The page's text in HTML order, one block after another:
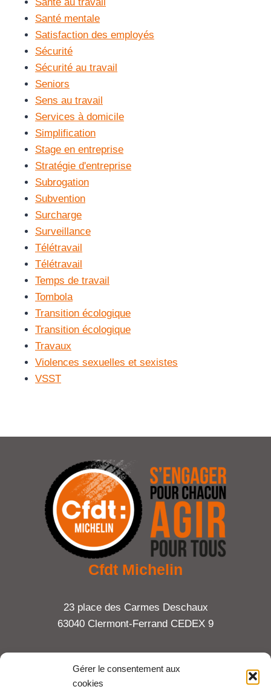
Gérer le consentement aux
cookies
Santé mentale
Satisfaction des employés
Sécurité
Sécurité au travail
Seniors
Sens au travail
Services à domicile
Simplification
Stage en entreprise
Stratégie d'entreprise
Subrogation
Subvention
Surcharge
Surveillance
Télétravail
Télétravail
Temps de travail
Tombola
Transition écologique
Transition écologique
Travaux
Violences sexuelles et sexistes
VSST
Cfdt Michelin
23 place des Carmes Deschaux
63040 Clermont-Ferrand CEDEX 9
Tel : 06 65 27 23 81